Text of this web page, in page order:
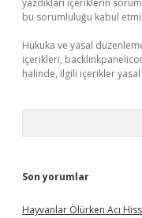
yazdıkları içeriklerin
bu sorumluluğu kabul
Hukuka ve yasal
içerikleri,
halinde, ilgili içerikler
Son yorumlar
Hayvanlar Ölürken Acı